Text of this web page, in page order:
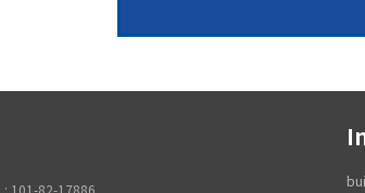
: 101-82-17886